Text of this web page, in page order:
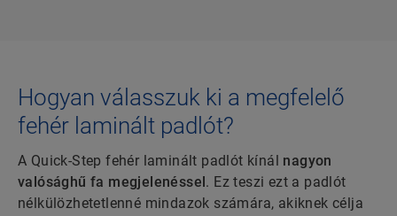
Hogyan válasszuk ki a megfelelő
fehér laminált padlót?
A Quick-Step fehér laminált padlót kínál nagyon
valósághű fa megjelenéssel . Ez teszi ezt a padlót
nélkülözhetetlenné mindazok számára, akiknek célja